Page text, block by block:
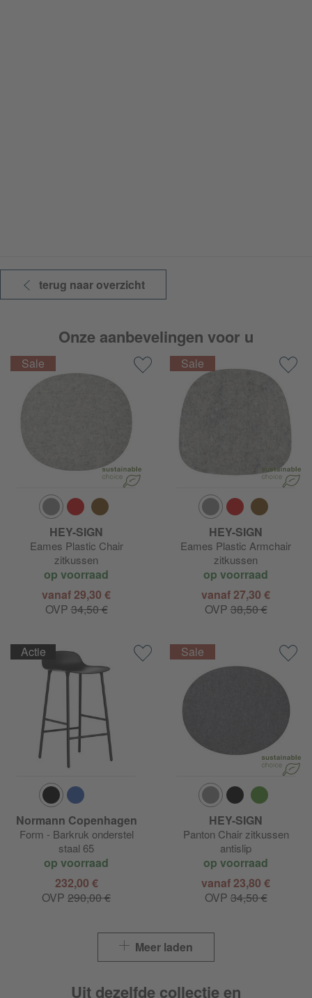
terug naar overzicht
Onze aanbevelingen voor u
HEY-SIGN
Eames Plastic Chair
zitkussen
op voorraad
vanaf 29,30 €
OVP34,50 €
HEY-SIGN
Eames Plastic Armchair
zitkussen
op voorraad
vanaf 27,30 €
OVP38,50 €
Actie
Normann Copenhagen
Form - Barkruk onderstel
staal 65
op voorraad
232,00 €
OVP 290,00 €
HEY-SIGN
Panton Chair zitkussen
antislip
op voorraad
vanaf 23,80 €
OVP34,50 €
Meer laden
Uit dezelfde collectie en